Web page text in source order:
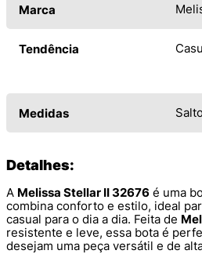
Marca
Tendência
Medidas
Detalhes:
A Melissa Stellar II 32676 é uma
combina conforto e estilo, ideal
casual para o dia a dia. Feita de
resistente e leve, essa bota é
desejam uma peça versátil e de